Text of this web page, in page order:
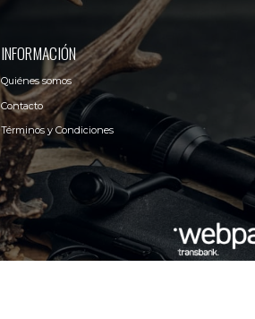
INFORMACIÓN
Quiénes somos
Contacto
Términos y Condiciones